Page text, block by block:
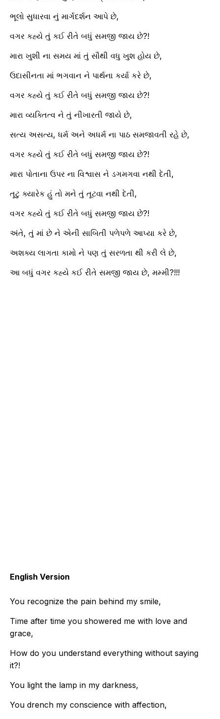
ભૂલો સુધારવા નું માર્ગદર્શન આપે છે,
વગર કહ્યે તું કઈ રીતે બધું સમજી જાય છે?!
મારા ખુશી ના સમય માં તું સૌથી વધુ ખુશ હોય છે,
ઉદાસીનતા માં ભગવાન ને પાર્થના કર્યા કરે છે,
વગર કહ્યે તું કઈ રીતે બધું સમજી જાય છે?!
મારા વ્યક્તિત્વ ને તું નીખારતી જાયે છે,
સત્ય અસત્ય, ધર્મ અને અધર્મ ના પાઠ સમજાવતી રહે છે,
વગર કહ્યે તું કઈ રીતે બધું સમજી જાય છે?!
મારા પોતાના ઉપર ના વિશ્વાસ ને ડગમગવા નથી દેતી,
તૂટુ ક્યારેક હું તો મને તું તૂટવા નથી દેતી,
વગર કહ્યે તું કઈ રીતે બધું સમજી જાય છે?!
અંતે, તું માં છે ને એની સાબિતી પળેપળે આપ્યા કરે છે,
અશક્ય લાગતા કામો ને પણ તું સરળતા થી કરી લે છે,
આ બધું વગર કહ્યે કઈ રીતે સમજી જાય છે, મમ્મી?!!!
English Version
You recognize the pain behind my smile,
Time after time you showered me with love and
grace,
How do you understand everything without saying
it?!
You light the lamp in my darkness,
You drench my conscience with affection,